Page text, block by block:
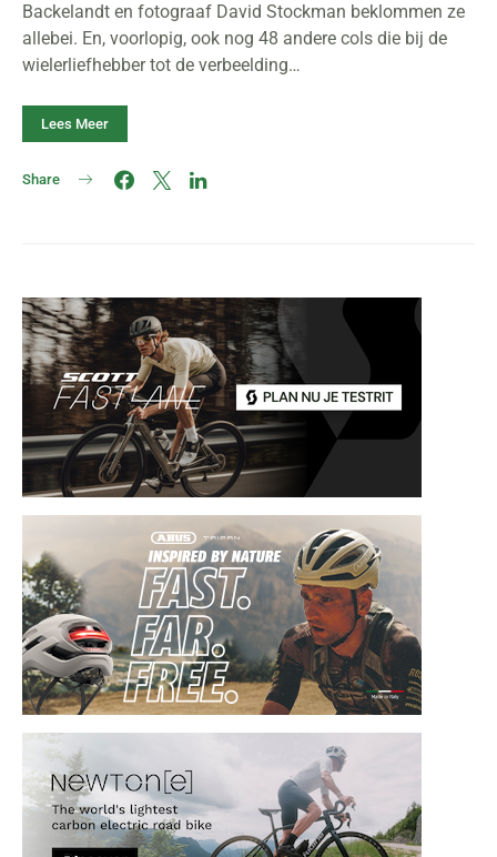
Backelandt en fotograaf David Stockman beklommen ze
allebei. En, voorlopig, ook nog 48 andere cols die bij de
wielerliefhebber tot de verbeelding…
Lees Meer
Share